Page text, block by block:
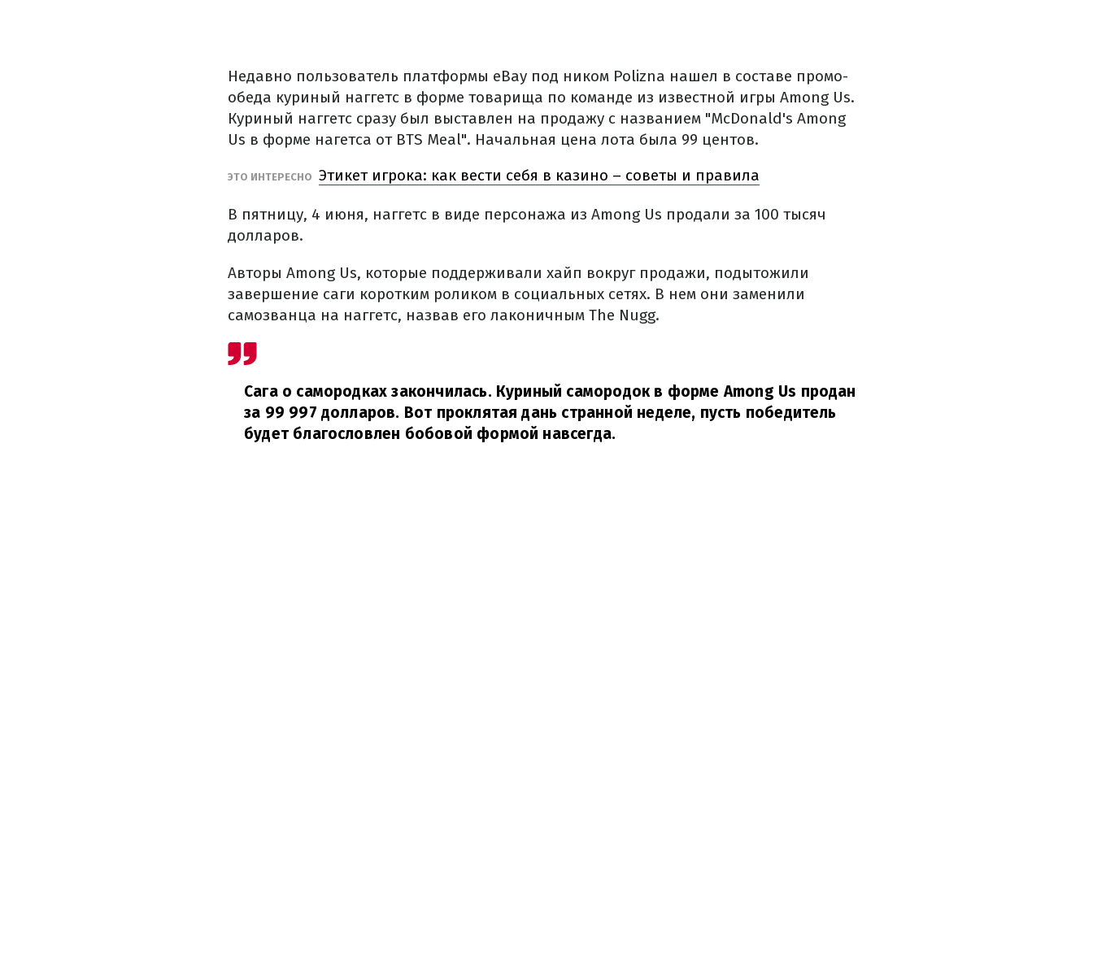
Недавно пользователь платформы eBay под ником Polizna нашел в составе промо-
обеда куриный наггетс в форме товарища по команде из известной игры Among Us.
Куриный наггетс сразу был выставлен на продажу с названием "McDonald's Among
Us в форме нагетса от BTS Meal". Начальная цена лота была 99 центов.
ЭТО ИНТЕРЕСНО Этикет игрока: как вести себя в казино – советы и правила
В пятницу, 4 июня, наггетс в виде персонажа из Among Us продали за 100 тысяч
долларов.
Авторы Among Us, которые поддерживали хайп вокруг продажи, подытожили
завершение саги коротким роликом в социальных сетях. В нем они заменили
самозванца на наггетс, назвав его лаконичным The Nugg.
Сага о самородках закончилась. Куриный самородок в форме Among Us продан
за 99 997 долларов. Вот проклятая дань странной неделе, пусть победитель
будет благословлен бобовой формой навсегда.